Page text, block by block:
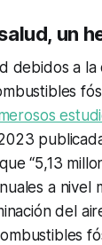
un
debidos a la
“5,13
a nivel
del